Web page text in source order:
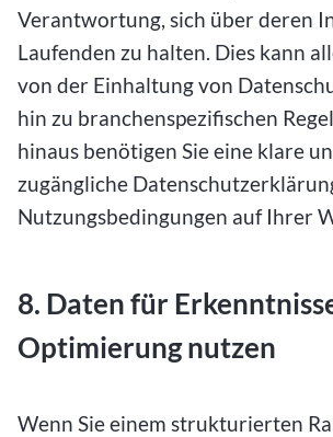
Verantwortung, sich über deren
Laufenden zu halten. Dies kann
von der Einhaltung von
hin zu branchenspezifischen
hinaus benötigen Sie eine klare
zugängliche
Nutzungsbedingungen auf Ihrer
8. Daten für
Optimierung nutzen
Wenn Sie einem strukturierten